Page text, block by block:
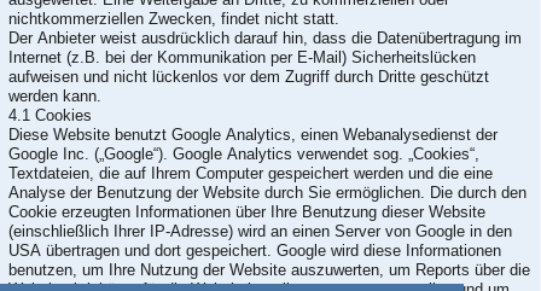
nichtkommerziellen Zwecken, findet nicht statt.
Der Anbieter weist ausdrücklich darauf hin, dass die Datenübertragung im
Internet (z.B. bei der Kommunikation per E-Mail) Sicherheitslücken
aufweisen und nicht lückenlos vor dem Zugriff durch Dritte geschützt
werden kann.
4.1 Cookies
Diese Website benutzt Google Analytics, einen Webanalysedienst der
Google Inc. („Google“). Google Analytics verwendet sog. „Cookies“,
Textdateien, die auf Ihrem Computer gespeichert werden und die eine
Analyse der Benutzung der Website durch Sie ermöglichen. Die durch den
Cookie erzeugten Informationen über Ihre Benutzung dieser Website
(einschließlich Ihrer IP-Adresse) wird an einen Server von Google in den
USA übertragen und dort gespeichert. Google wird diese Informationen
benutzen, um Ihre Nutzung der Website auszuwerten, um Reports über die